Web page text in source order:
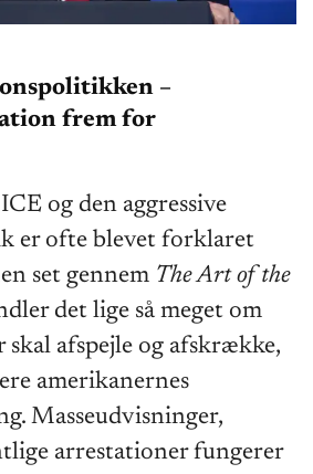
–
frem for
og den aggressive
er ofte blevet forklaret
set gennem The Art of the
det lige så meget om
afspejle og afskrække,
amerikanernes
Masseudvisninger,
arrestationer fungerer